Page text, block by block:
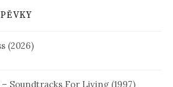
(2026)
Soundtracks For Living (1997)